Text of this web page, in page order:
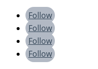
Follow
Follow
Follow
Follow